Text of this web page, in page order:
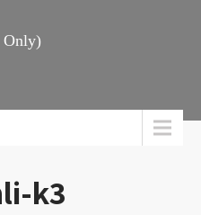
Only)
k3